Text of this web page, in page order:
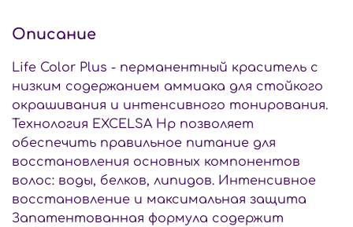
Описание
Life Color Plus - перманентный краситель с
низким содержанием аммиака для стойкого
окрашивания и интенсивного тонирования.
Технология EXCELSA Hp позволяет
обеспечить правильное питание для
восстановления основных компонентов
волос: воды, белков, липидов. Интенсивное
восстановление и максимальная защита
Запатентованная формула содержит